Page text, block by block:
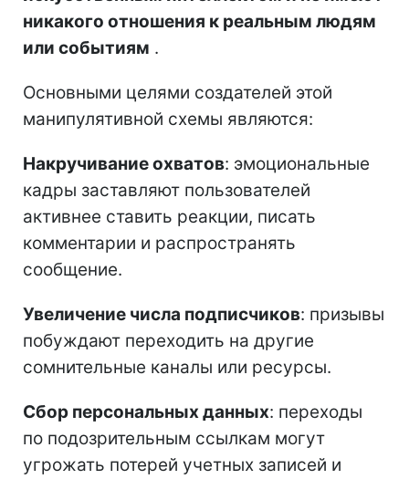
никакого отношения к реальным людям
или событиям .
Основными целями создателей этой
манипулятивной схемы являются:
Накручивание охватов: эмоциональные
кадры заставляют пользователей
активнее ставить реакции, писать
комментарии и распространять
сообщение.
Увеличение числа подписчиков: призывы
побуждают переходить на другие
сомнительные каналы или ресурсы.
Сбор персональных данных: переходы
по подозрительным ссылкам могут
угрожать потерей учетных записей и